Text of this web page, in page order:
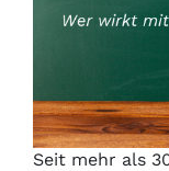
Seit mehr als